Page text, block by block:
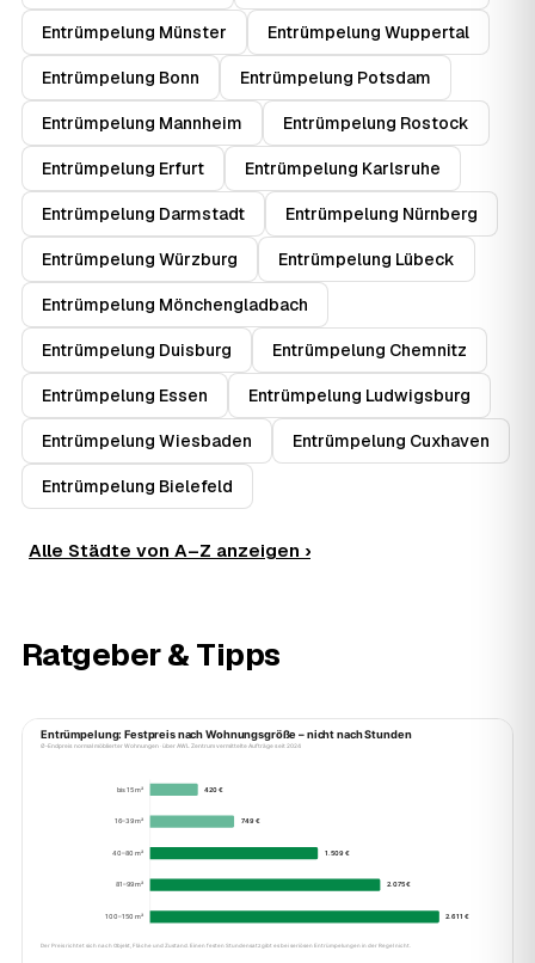
Entrümpelung Münster Entrümpelung Wuppertal
Entrümpelung Bonn Entrümpelung Potsdam
Entrümpelung Mannheim Entrümpelung Rostock
Entrümpelung Erfurt Entrümpelung Karlsruhe
Entrümpelung Darmstadt Entrümpelung Nürnberg
Entrümpelung Würzburg Entrümpelung Lübeck
Entrümpelung Mönchengladbach
Entrümpelung Duisburg Entrümpelung Chemnitz
Entrümpelung Essen Entrümpelung Ludwigsburg
Entrümpelung Wiesbaden Entrümpelung Cuxhaven
Entrümpelung Bielefeld
Alle Städte von A–Z anzeigen ›
Ratgeber & Tipps